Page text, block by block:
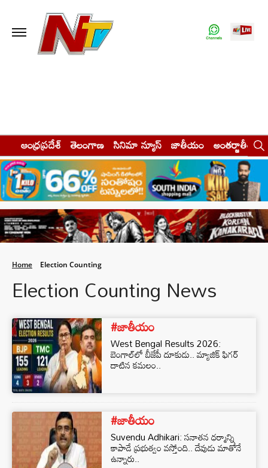
ఆంధ్రప్రదేశ్ తెలంగాణ సినిమా న్యూస్ జాతీయం అంతర్జాతీయం
Home Election Counting
Election Counting News
#జాతీయం
West Bengal Results 2026:
బెంగాల్‌లో బీజేపీ దూకుడు.. మ్యాజిక్ ఫిగర్
దాటిన కమలం..
#జాతీయం
Suvendu Adhikari: సనాతన ధర్మాన్ని
కాపాడే ప్రభుత్వం వస్తోంది.. దేవుడు మాతోనే
ఉన్నారు..